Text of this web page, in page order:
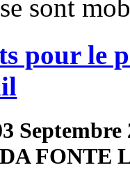
se sont
pour le
Septembre
FONTE